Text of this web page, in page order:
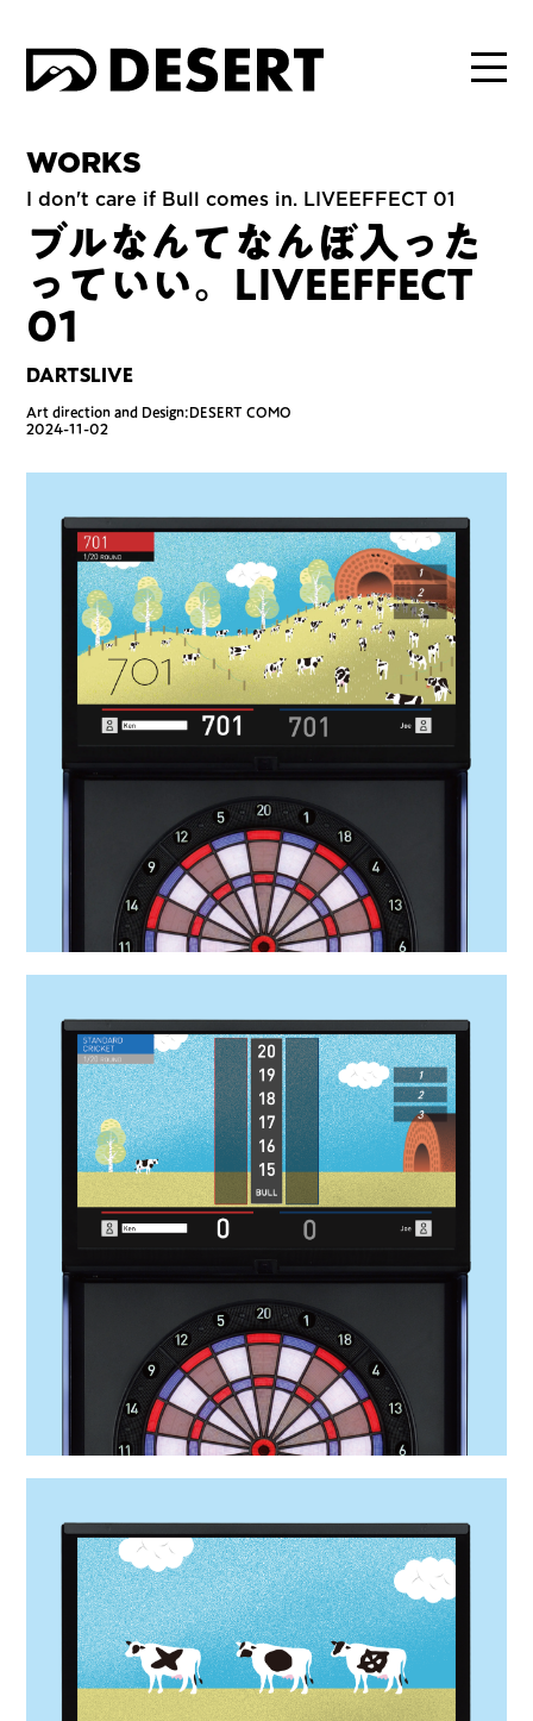
WORKS
I don't care if Bull comes in. LIVEEFFECT 01
ブルなんてなんぼ入った
っていい。LIVEEFFECT
01
DARTSLIVE
Art direction and Design:DESERT COMO
2024-11-02